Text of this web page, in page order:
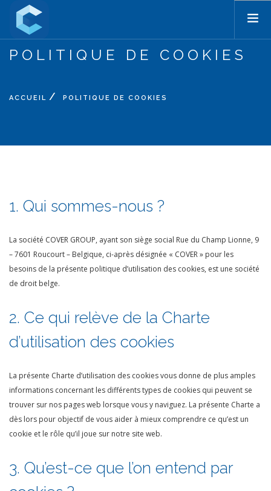
ACCUEIL
TARIFS
CONTACT
SEARCH SITE
POLITIQUE DE COOKIES
ACCUEIL POLITIQUE DE COOKIES
1. Qui sommes-nous ?
La société COVER GROUP, ayant son siège social Rue du Champ Lionne, 9
– 7601 Roucourt – Belgique, ci-après désignée « COVER » pour les
besoins de la présente politique d’utilisation des cookies, est une société
de droit belge.
2. Ce qui relève de la Charte
d’utilisation des cookies
La présente Charte d’utilisation des cookies vous donne de plus amples
informations concernant les différents types de cookies qui peuvent se
trouver sur nos pages web lorsque vous y naviguez. La présente Charte a
dès lors pour objectif de vous aider à mieux comprendre ce qu’est un
cookie et le rôle qu’il joue sur notre site web.
3. Qu’est-ce que l’on entend par